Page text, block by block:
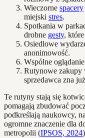
Wieczorne spacery
miejski stres.
Spotkania w
drobne gesty,
Osiedlowe
anonimowość.
Wspólne
Rutynowe zakupy
sprzedawca zna
Te rutyny stają się
pomagają zbudować
podkreślają naukowcy,
ogromne znaczenie dla
metropolii (IPSOS, 2024